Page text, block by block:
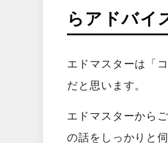
らアドバイ
エドマスターは「
だと思います。
エドマスターから
の話をしっかりと